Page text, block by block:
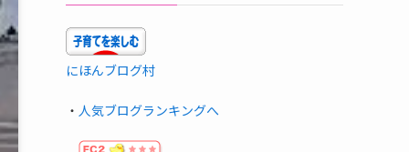
にほんブログ村
・ 人気ブログランキングへ